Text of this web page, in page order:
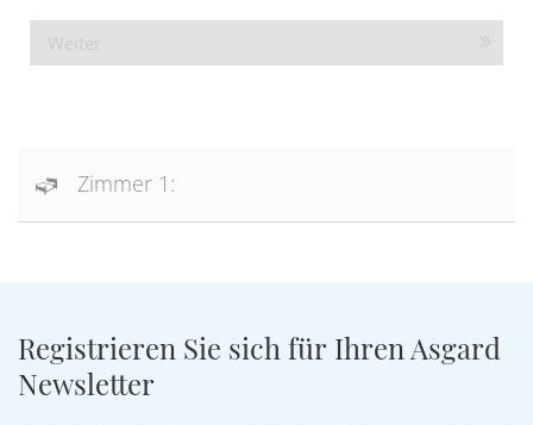
Zimmer 1:
Registrieren Sie sich für Ihren Asgard
Newsletter